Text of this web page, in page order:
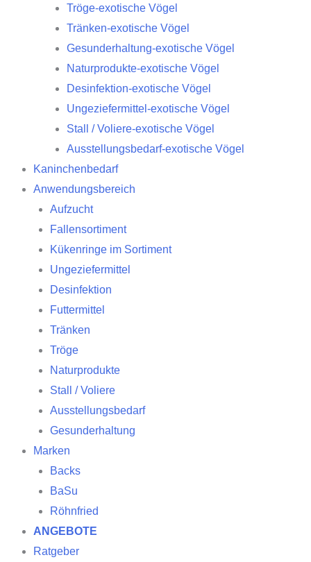
Tröge-exotische Vögel
Tränken-exotische Vögel
Gesunderhaltung-exotische Vögel
Naturprodukte-exotische Vögel
Desinfektion-exotische Vögel
Ungeziefermittel-exotische Vögel
Stall / Voliere-exotische Vögel
Ausstellungsbedarf-exotische Vögel
Kaninchenbedarf
Anwendungsbereich
Aufzucht
Fallensortiment
Kükenringe im Sortiment
Ungeziefermittel
Desinfektion
Futtermittel
Tränken
Tröge
Naturprodukte
Stall / Voliere
Ausstellungsbedarf
Gesunderhaltung
Marken
Backs
BaSu
Röhnfried
ANGEBOTE
Ratgeber